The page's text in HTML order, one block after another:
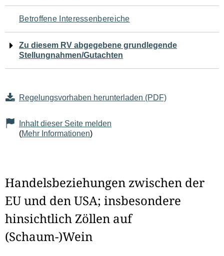
den
Seiteninhalt
Betroffene Interessenbereiche
Zu diesem RV abgegebene grundlegende
Stellungnahmen/Gutachten
Regelungsvorhaben herunterladen (PDF)
Inhalt dieser Seite melden
(Mehr Informationen)
Handelsbeziehungen zwischen der
EU und den USA; insbesondere
hinsichtlich Zöllen auf
(Schaum-)Wein